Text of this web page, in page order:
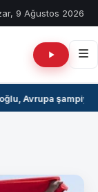
9 Ağustos 2026
Avrupa